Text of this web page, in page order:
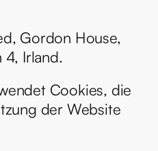
Gordon House,
4, Irland.
Cookies, die
der Website